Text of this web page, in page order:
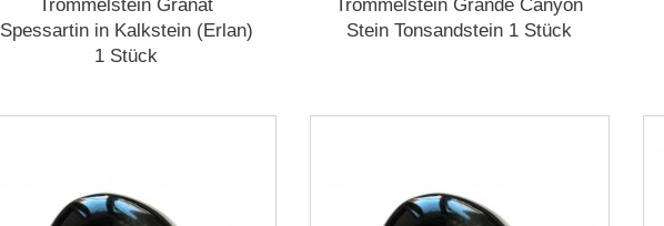
Trommelstein Granat
Spessartin in Kalkstein (Erlan)
1 Stück
Trommelstein Grande Canyon
Stein Tonsandstein 1 Stück